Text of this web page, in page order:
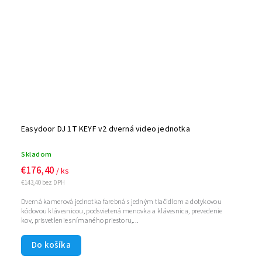
Easydoor DJ 1T KEYF v2 dverná video jednotka
Skladom
€143,40 bez DPH
€176,40 / ks
Do košíka
Dverná kamerová jednotka farebná s jedným tlačidlom a dotykovou
kódovou klávesnicou, podsvietená menovka a klávesnica, prevedenie
kov, prisvetlenie snímaného priestoru,...